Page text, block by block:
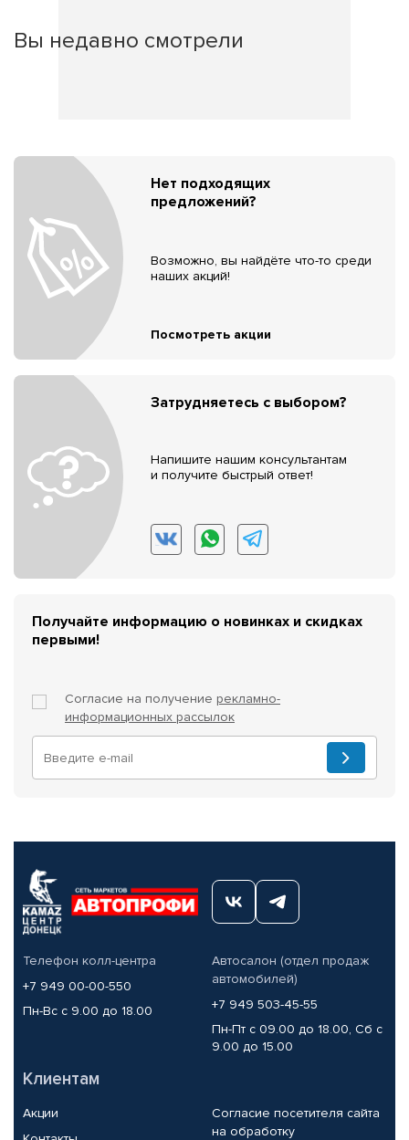
Вы недавно смотрели
Нет подходящих
предложений?
Возможно, вы найдёте что-то среди
наших акций!
Посмотреть акции
Затрудняетесь с выбором?
Напишите нашим консультантам
и получите быстрый ответ!
Получайте информацию о новинках и скидках
первыми!
Согласие на получение рекламно-
информационных рассылок
Телефон колл-центра
+7 949 00-00-550
Пн-Вс с 9.00 до 18.00
Автосалон (отдел продаж
автомобилей)
+7 949 503-45-55
Пн-Пт с 09.00 до 18.00, Сб с
9.00 до 15.00
Клиентам
Акции
Согласие посетителя сайта
на обработку